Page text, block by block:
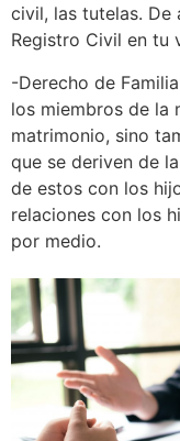
civil, las tutelas. De
Registro Civil en tu
-Derecho de
los miembros de la
matrimonio, sino
que se deriven de
de estos con los
relaciones con los
por medio.